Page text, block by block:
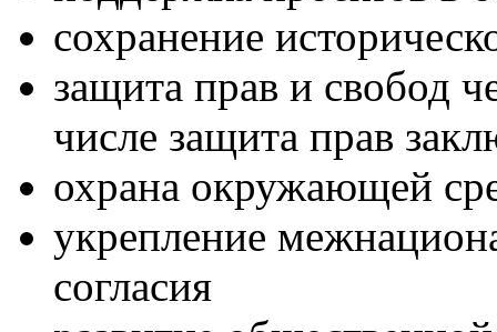
сохранение
защита прав и свобод
числе защита прав
охрана окружающей
укрепление
согласия